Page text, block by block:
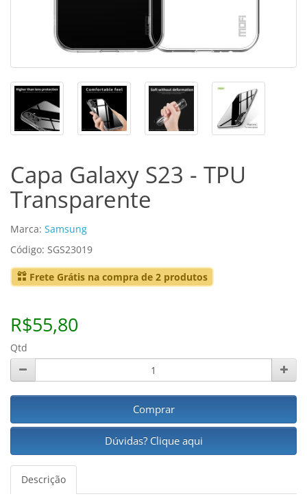
Capa Galaxy S23 - TPU
Transparente
Marca: Samsung
Código: SGS23019
Frete Grátis na compra de 2 produtos
R$55,80
Qtd
Comprar
Dúvidas? Clique aqui
Descrição